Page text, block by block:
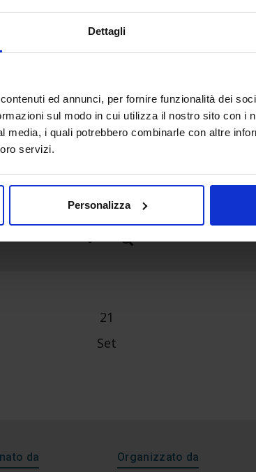
Dettagli
ed annunci, per fornire funzionalità dei
sul modo in cui utilizza il nostro sito con i
media, i quali potrebbero combinarle con altre
servizi.
Personalizza
21
Set
da Organizzato da